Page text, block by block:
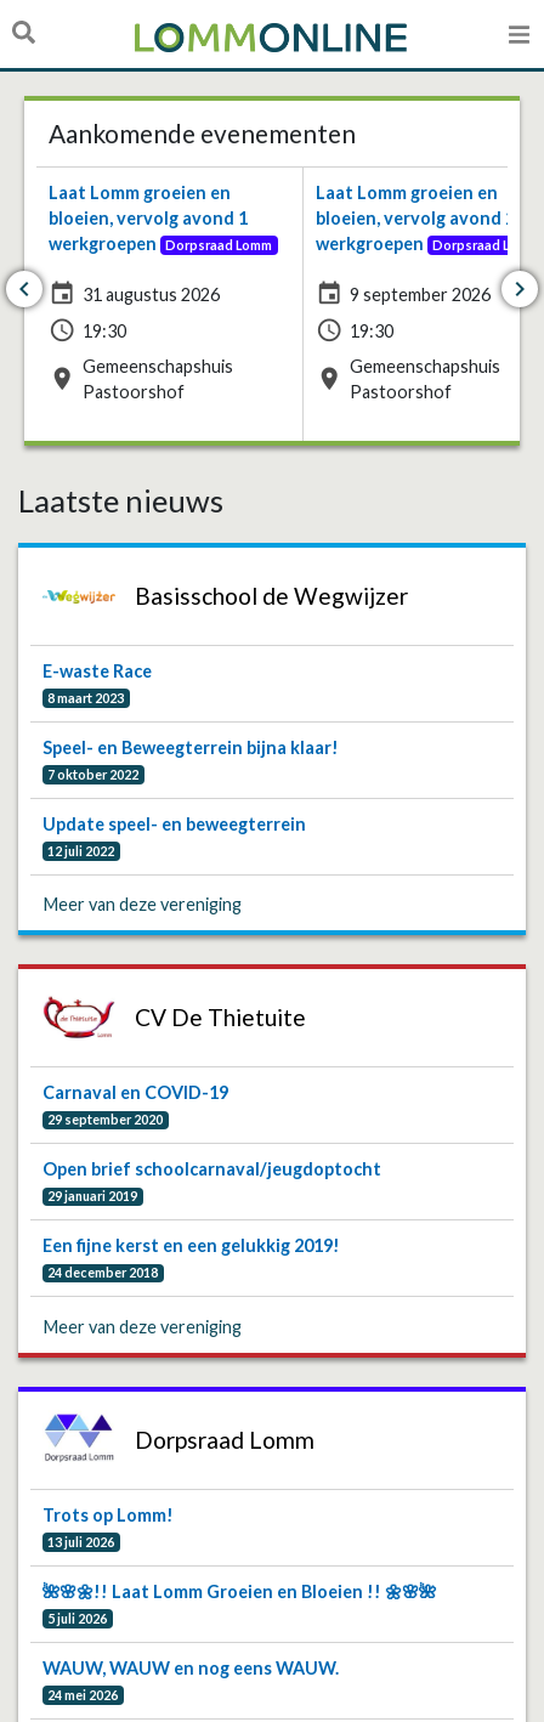
Aankomende evenementen
keyboard_arrow_left
Laat Lomm groeien en
bloeien, vervolg avond 1
werkgroepen
Dorpsraad Lomm
event 31 augustus 2026
access_time 19:30
place Gemeenschapshuis
Pastoorshof
Laat Lomm groeien en
bloeien, vervolg avond 2
werkgroepen
Dorpsraad Lomm
event 9 september 2026
access_time 19:30
place Gemeenschapshuis
Pastoorshof
keyboard_arrow_right
Laatste nieuws
Basisschool de Wegwijzer
E-waste Race
8 maart 2023
Speel- en Beweegterrein bijna klaar!
7 oktober 2022
Update speel- en beweegterrein
12 juli 2022
Meer van deze vereniging
CV De Thietuite
Carnaval en COVID-19
29 september 2020
Open brief schoolcarnaval/jeugdoptocht
29 januari 2019
Een fijne kerst en een gelukkig 2019!
24 december 2018
Meer van deze vereniging
Dorpsraad Lomm
Trots op Lomm!
13 juli 2026
🌺🌸🌼!! Laat Lomm Groeien en Bloeien !! 🌼🌸🌺
5 juli 2026
WAUW, WAUW en nog eens WAUW.
24 mei 2026